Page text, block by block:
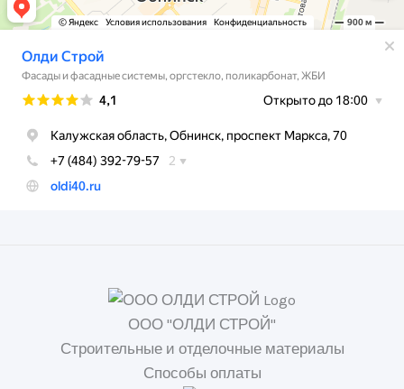
ООО "ОЛДИ СТРОЙ"
Строительные и отделочные материалы
Способы оплаты